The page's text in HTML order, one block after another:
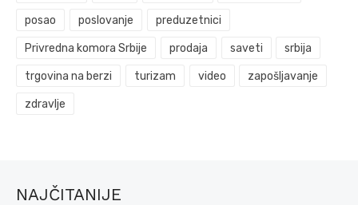
posao poslovanje preduzetnici
Privredna komora Srbije prodaja saveti srbija
trgovina na berzi turizam video zapošljavanje
zdravlje
NAJČITANIJE